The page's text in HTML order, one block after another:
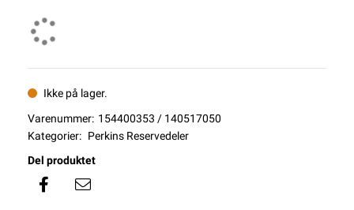
Ikke på lager.
Varenummer: 154400353 / 140517050
Kategorier: Perkins Reservedeler
Del produktet